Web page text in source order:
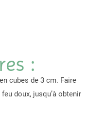
:
cubes de 3 cm. Faire
doux, jusqu’à obtenir